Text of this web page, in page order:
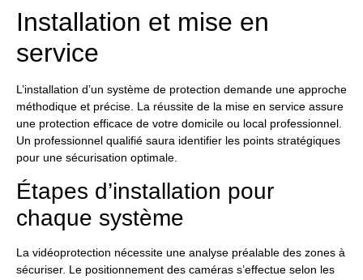
Installation et mise en
service
L’installation d’un système de protection demande une approche
méthodique et précise. La réussite de la mise en service assure
une protection efficace de votre domicile ou local professionnel.
Un professionnel qualifié saura identifier les points stratégiques
pour une sécurisation optimale.
Étapes d’installation pour
chaque système
La vidéoprotection nécessite une analyse préalable des zones à
sécuriser. Le positionnement des caméras s’effectue selon les